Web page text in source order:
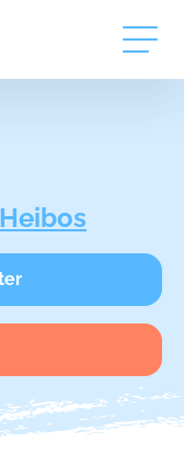
Heibos